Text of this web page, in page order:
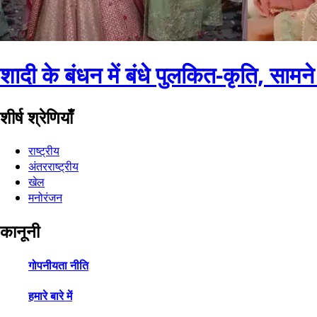
शादी के बंधन में बंधे पुलकित-कृति,
शीर्ष श्रेणियाँ
राष्ट्रीय
अंतरराष्ट्रीय
खेल
मनोरंजन
कानूनी
गोपनीयता नीति
हमारे बारे में